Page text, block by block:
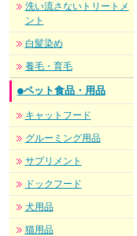
洗い流さないトリートメ
ント
白髪染め
養毛・育毛
●ペット食品・用品
キャットフード
グルーミング用品
サプリメント
ドックフード
犬用品
猫用品